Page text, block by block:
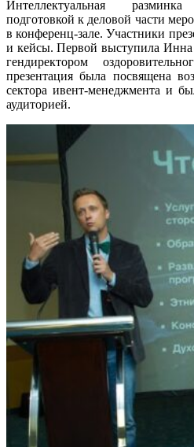
Интеллектуальная
подготовкой к деловой части
в конференц-зале. Участники
и кейсы. Первой выступила Инна
гендиректором
презентация была посвящена
сектора ивент-менеджмента и
аудиторией.